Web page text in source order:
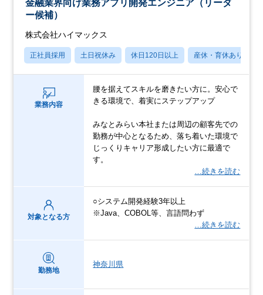
金融業界向け業務アプリ開発エンジニア（リーダ
ー候補）
株式会社ハイマックス
正社員採用 土日祝休み 休日120日以上 産休・育休あり
業務内容
腰を据えてスキルを磨きたい方に。安心で
きる環境で、着実にステップアップ
みなとみらい本社または周辺の顧客先での
勤務が中心となるため、落ち着いた環境で
じっくりキャリア形成したい方に最適で
す。
…続きを読む
対象となる方
○システム開発経験3年以上
※Java、COBOL等、言語問わず
…続きを読む
勤務地
神奈川県